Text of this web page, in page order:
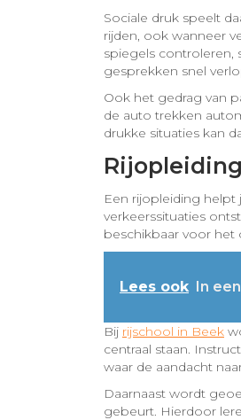
Sociale druk speelt
rijden, ook wanneer
spiegels controleren,
gesprekken snel
Ook het gedrag van
de auto trekken
drukke situaties kan
Een rijopleiding
verkeerssituaties
beschikbaar voor het
Lees ook In
Bij rijschool in Beek
centraal staan.
waar de aandacht
Daarnaast wordt
gebeurt. Hierdoor